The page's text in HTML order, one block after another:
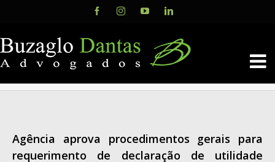
content
FacebookInstagramYouTubeLinkedIn
Agência aprova procedimentos gerais para
requerimento de declaração de utilidade